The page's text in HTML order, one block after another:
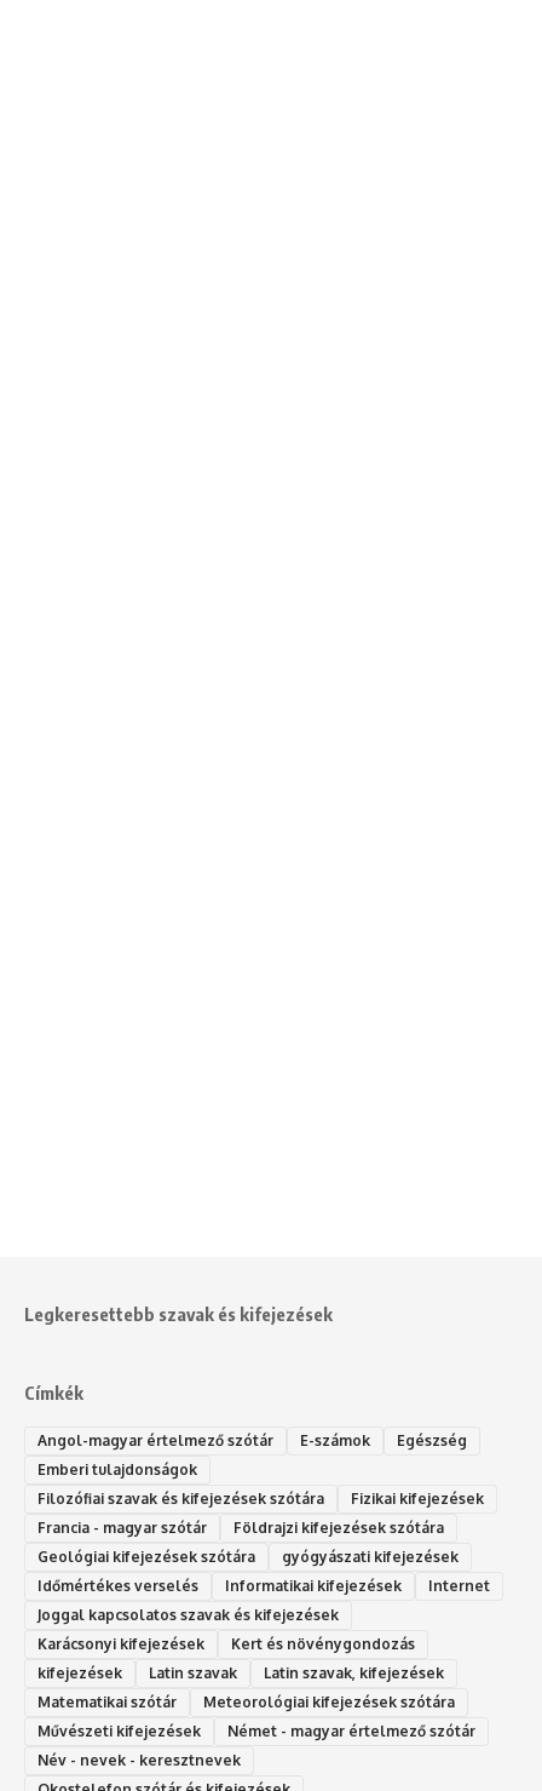
Legkeresettebb szavak és kifejezések
Címkék
Angol-magyar értelmező szótár E-számok
Egészség
Emberi tulajdonságok
Filozófiai szavak és kifejezések szótára
Fizikai kifejezések
Francia - magyar szótár
Földrajzi kifejezések szótára
Geológiai kifejezések szótára
gyógyászati kifejezések
Időmértékes verselés
Informatikai kifejezések
Internet
Joggal kapcsolatos szavak és kifejezések
Karácsonyi kifejezések
Kert és növénygondozás
kifejezések
Latin szavak
Latin szavak, kifejezések
Matematikai szótár
Meteorológiai kifejezések szótára
Művészeti kifejezések
Német - magyar értelmező szótár
Név - nevek - keresztnevek